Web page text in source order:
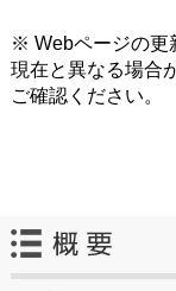
※ Webページの更
現在と異なる場合
ご確認ください。